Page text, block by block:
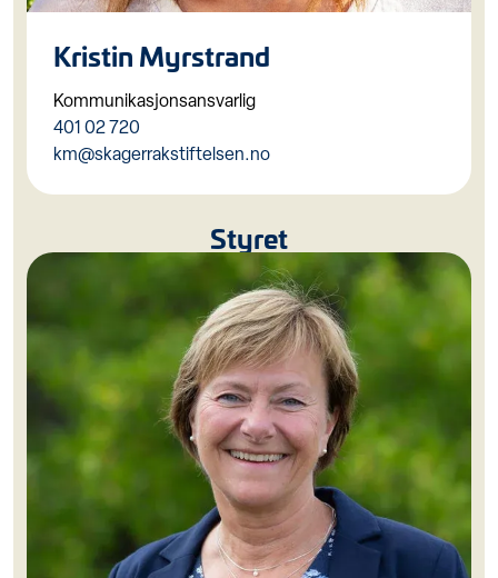
Kristin Myrstrand
Kommunikasjonsansvarlig
401 02 720
km@skagerrakstiftelsen.no
Styret